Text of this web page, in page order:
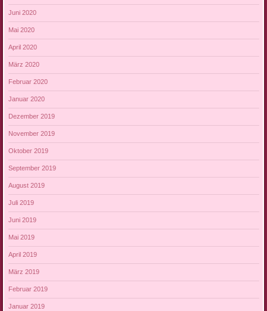
Juni 2020
Mai 2020
April 2020
März 2020
Februar 2020
Januar 2020
Dezember 2019
November 2019
Oktober 2019
September 2019
August 2019
Juli 2019
Juni 2019
Mai 2019
April 2019
März 2019
Februar 2019
Januar 2019